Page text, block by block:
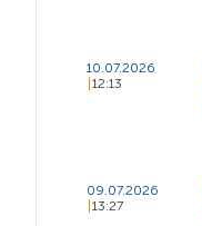
10.07.2026
12:13
09.07.2026
13:27